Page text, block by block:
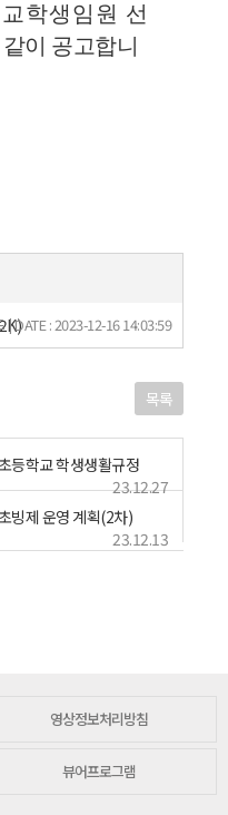
학생임원 선
이 공고합니
| DATE : 2023-12-16 14:03:59
목록
등학교 학생생활규정
23.12.27
빙제 운영 계획(2차)
23.12.13
영상정보처리방침
뷰어프로그램